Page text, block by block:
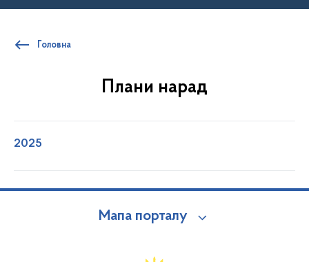
Головна
Плани нарад
2025
Мапа порталу